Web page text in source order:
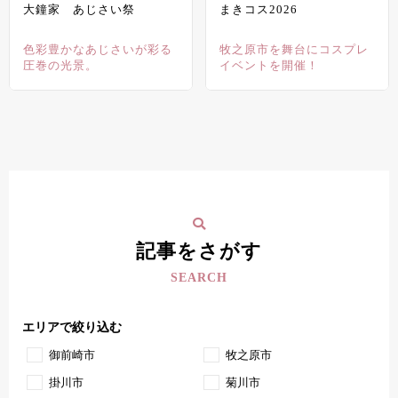
大鐘家 あじさい祭
色彩豊かなあじさいが彩る
圧巻の光景。
まきコス2026
牧之原市を舞台にコスプレ
イベントを開催！
記事をさがす
SEARCH
エリアで絞り込む
御前崎市 牧之原市
掛川市 菊川市